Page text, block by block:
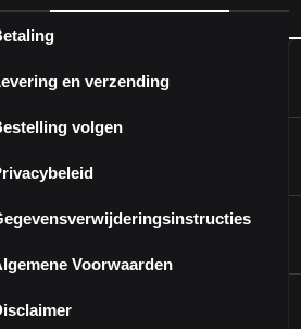
en verzending
volgen
Voorwaarden